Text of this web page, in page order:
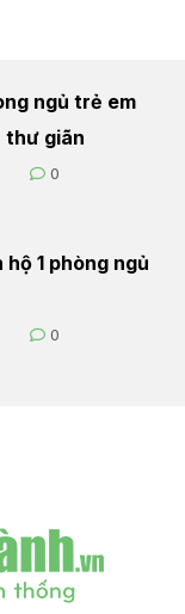
ngủ trẻ em
thư giãn
0
1 phòng ngủ
0